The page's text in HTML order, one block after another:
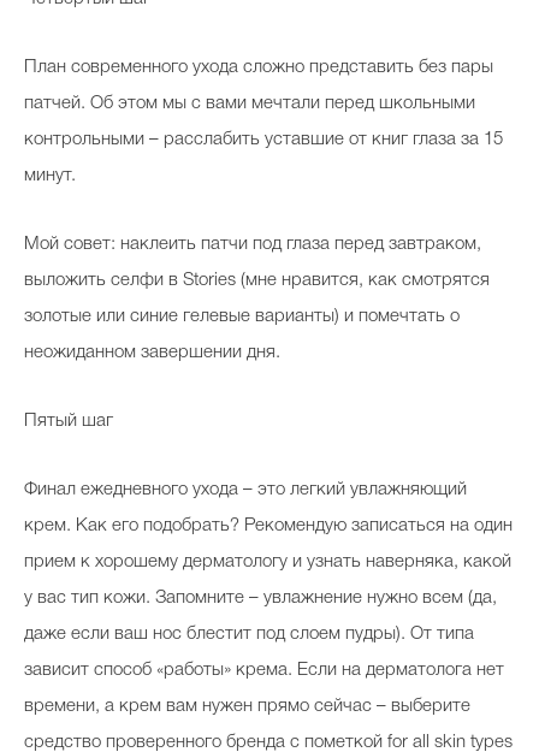
План современного ухода сложно представить без пары
патчей. Об этом мы с вами мечтали перед школьными
контрольными – расслабить уставшие от книг глаза за 15
минут.
Мой совет: наклеить патчи под глаза перед завтраком,
выложить селфи в Stories (мне нравится, как смотрятся
золотые или синие гелевые варианты) и помечтать о
неожиданном завершении дня.
Пятый шаг
Финал ежедневного ухода – это легкий увлажняющий
крем. Как его подобрать? Рекомендую записаться на один
прием к хорошему дерматологу и узнать наверняка, какой
у вас тип кожи. Запомните – увлажнение нужно всем (да,
даже если ваш нос блестит под слоем пудры). От типа
зависит способ «работы» крема. Если на дерматолога нет
времени, а крем вам нужен прямо сейчас – выберите
средство проверенного бренда с пометкой for all skin types